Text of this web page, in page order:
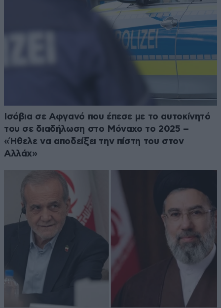
Ισόβια σε Αφγανό που έπεσε με το αυτοκίνητό
του σε διαδήλωση στο Μόναχο το 2025 –
«Ήθελε να αποδείξει την πίστη του στον
Αλλάχ»